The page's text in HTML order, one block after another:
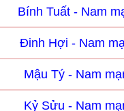
Bính Tuất - Nam
Đinh Hợi - Nam
Mậu Tý - Nam
Kỷ Sửu - Nam